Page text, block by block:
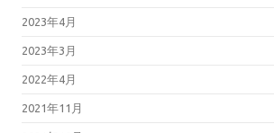
2023年4月
2023年3月
2022年4月
2021年11月